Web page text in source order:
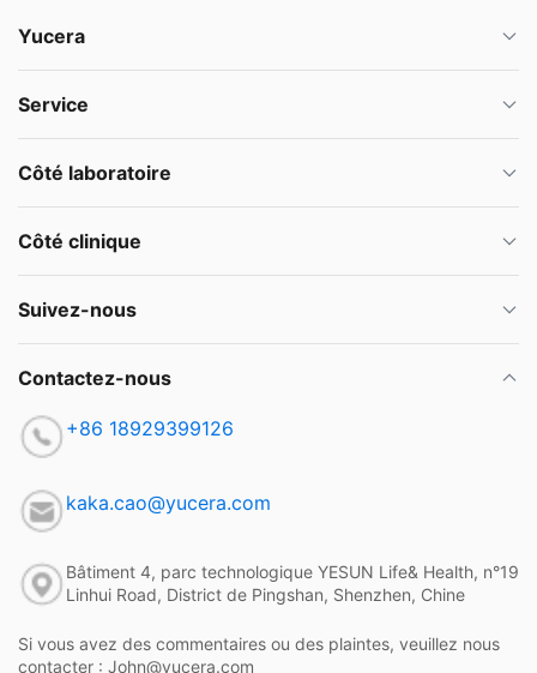
Yucera
Service
Côté laboratoire
Côté clinique
Suivez-nous
Contactez-nous
+86 18929399126
kaka.cao@yucera.com
Bâtiment 4, parc technologique YESUN Life& Health, n°19
Linhui Road, District de Pingshan, Shenzhen, Chine
Si vous avez des commentaires ou des plaintes, veuillez nous
contacter : John@yucera.com